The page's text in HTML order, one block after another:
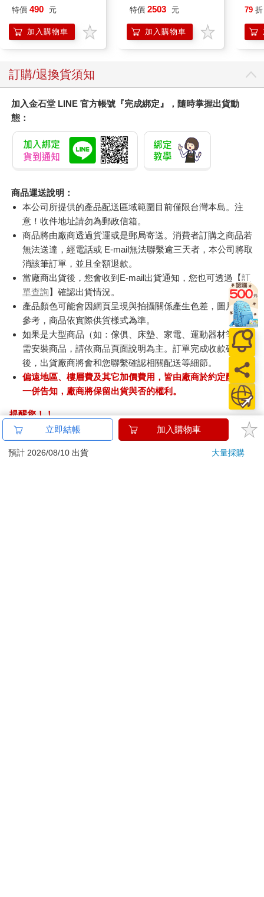
特價 490 元
加入購物車
ThanKs 2 YOU」DVD
特價 2503 元
加入購物車
79 折
訂購/退換貨須知
加入金石堂 LINE 官方帳號『完成綁定』，隨時掌握出貨動
態：
商品運送說明：
本公司所提供的產品配送區域範圍目前僅限台灣本島。注
意！收件地址請勿為郵政信箱。
商品將由廠商透過貨運或是郵局寄送。消費者訂購之商品若
無法送達，經電話或 E-mail無法聯繫逾三天者，本公司將取
消該筆訂單，並且全額退款。
當廠商出貨後，您會收到E-mail出貨通知，您也可透過【訂
單查詢】確認出貨情況。
產品顏色可能會因網頁呈現與拍攝關係產生色差，圖片僅供
參考，商品依實際供貨樣式為準。
如果是大型商品（如：傢俱、床墊、家電、運動器材等）及
需安裝商品，請依商品頁面說明為主。訂單完成收款確認
後，出貨廠商將會和您聯繫確認相關配送等細節。
偏遠地區、樓層費及其它加價費用，皆由廠商於約定配送時
一併告知，廠商將保留出貨與否的權利。
提醒您！！
金石堂及銀行均不會請您操作ATM! 如接獲電話要求您前往
ATM提款機，請不要聽從指示，以免受騙上當！
立即結帳 加入購物車
預計 2026/08/10 出貨 大量採購